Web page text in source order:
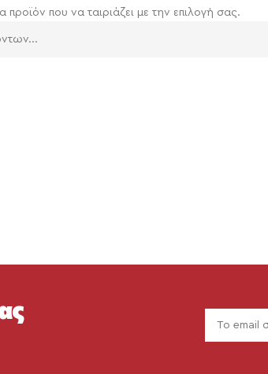
που να ταιριάζει με την επιλογή σας.